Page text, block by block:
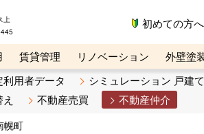
上
初めての方へ
賃貸管理 リノベーション 外壁塗
ンマガジンBiz 不動産売却ご相談デスク
利用者データ
シミュレーション 戸建て
不動産売買 不動産仲介
幌町